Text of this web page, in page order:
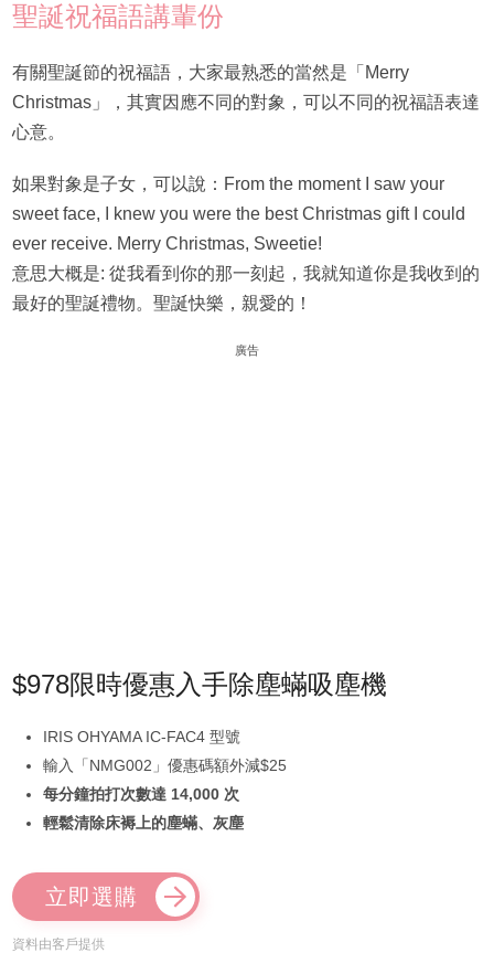
聖誕祝福語講輩份
有關聖誕節的祝福語，大家最熟悉的當然是「Merry
Christmas」，其實因應不同的對象，可以不同的祝福語表達
心意。
如果對象是子女，可以說：From the moment I saw your
sweet face, I knew you were the best Christmas gift I could
ever receive. Merry Christmas, Sweetie!
意思大概是: 從我看到你的那一刻起，我就知道你是我收到的
最好的聖誕禮物。聖誕快樂，親愛的！
廣告
$978限時優惠入手除塵蟎吸塵機
IRIS OHYAMA IC-FAC4 型號
輸入「NMG002」優惠碼額外減$25
每分鐘拍打次數達 14,000 次
輕鬆清除床褥上的塵蟎、灰塵
立即選購
資料由客戶提供